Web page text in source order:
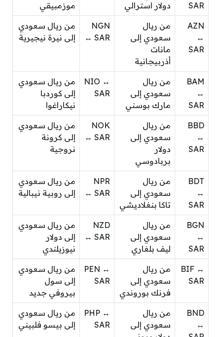
SAR
دولار استرالي
موزمبيقي
AZN
↔
SAR
من ريال
سعودي إلى
مانات
أذربيجانية
NGN
↔ SAR
من ريال سعودي
إلى نيرة نيجيرية
BAM
↔
SAR
من ريال
سعودي إلى
مارك بوسني
NIO ↔
SAR
من ريال سعودي
إلى كوردبا
نيكاراغوا
BBD
↔
SAR
من ريال
سعودي إلى
دولار
بربادوسي
NOK
↔ SAR
من ريال سعودي
إلى كرونة
نروجية
BDT
↔
SAR
من ريال
سعودي إلى
تاكا بنغلاديشي
NPR
↔ SAR
من ريال سعودي
إلى روبية نيبالية
BGN
↔
SAR
من ريال
سعودي إلى
ليف بلغاري
NZD
↔ SAR
من ريال سعودي
إلى دولار
نيوزيلندي
BIF ↔
SAR
من ريال
سعودي إلى
فرنك بوروندي
PEN ↔
SAR
من ريال سعودي
إلى سول
بيروفي جديد
BND
↔
من ريال
سعودي إلى
PHP ↔
SAR
من ريال سعودي
إلى بيسو فلبيني